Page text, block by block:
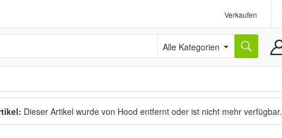
Verkaufen
Alle Kategorien
Dieser Artikel wurde von Hood entfernt oder ist nicht mehr verfügbar.